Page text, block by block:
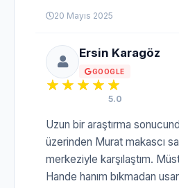
20 Mayıs 2025
Ersin Karagöz
GOOGLE
5.0
Uzun bir araştırma
üzerinden Murat makascı
merkeziyle karşılaştım.
Hande hanım bıkmadan